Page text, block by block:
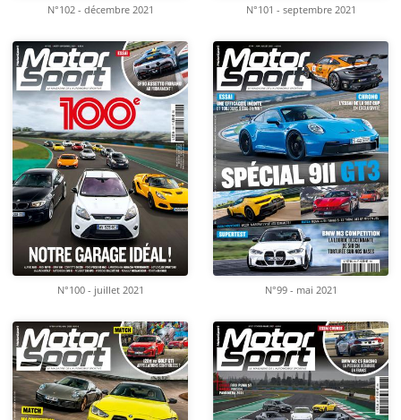
N°102 - décembre 2021 N°101 - septembre 2021
N°100 - juillet 2021 N°99 - mai 2021